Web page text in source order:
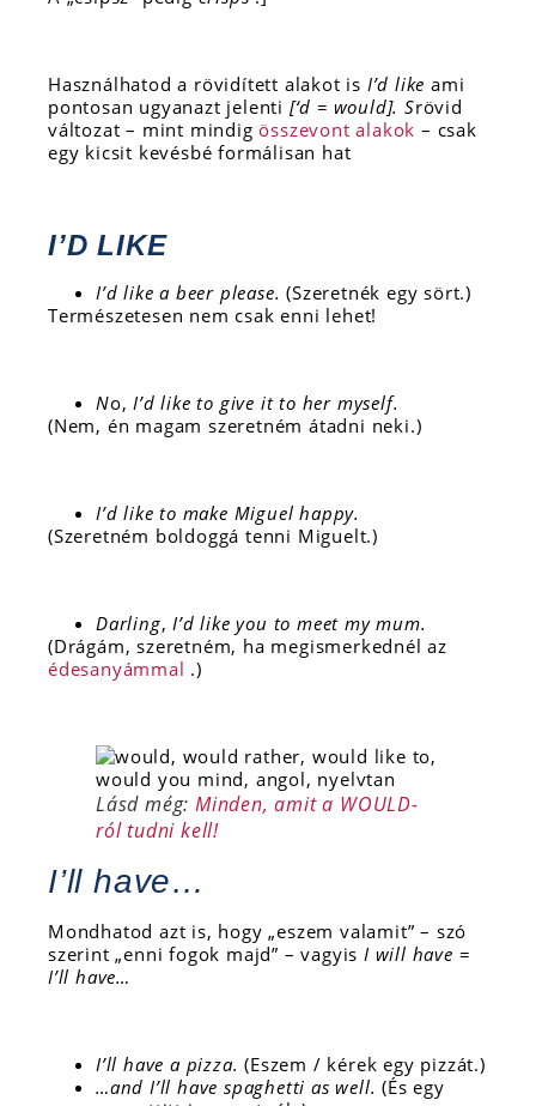
Használhatod a rövidített alakot is I’d like ami
pontosan ugyanazt jelenti [‘d = would]. Srövid
változat – mint mindig összevont alakok – csak
egy kicsit kevésbé formálisan hat
I’D LIKE
I’d like a beer please.(Szeretnék egy sört.)
Természetesen nem csak enni lehet!
No,I’d like to give it to her myself.
(Nem, én magam szeretném átadni neki.)
I’d like to make Miguel happy.
(Szeretném boldoggá tenni Miguelt.)
Darling,I’d like you to meet my mum.
(Drágám, szeretném, ha megismerkednél az
édesanyámmal .)
Lásd még: Minden, amit a WOULD-
ról tudni kell!
I’ll have…
Mondhatod azt is, hogy „eszem valamit” – szó
szerint „enni fogok majd” – vagyis I will have =
I’ll have…
I’ll have a pizza. (Eszem / kérek egy pizzát.)
…and I’ll have spaghetti as well. (És egy